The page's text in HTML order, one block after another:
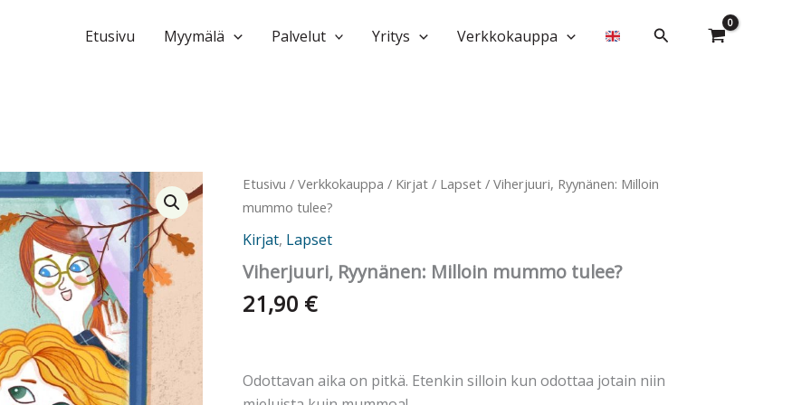
Etusivu Myymälä Palvelut Yritys Verkkokauppa Hae
Etusivu / Verkkokauppa / Kirjat / Lapset / Viherjuuri, Ryynänen: Milloin
mummo tulee?
Kirjat, Lapset
Viherjuuri, Ryynänen: Milloin mummo tulee?
21,90 €
Odottavan aika on pitkä. Etenkin silloin kun odottaa jotain niin
mummo